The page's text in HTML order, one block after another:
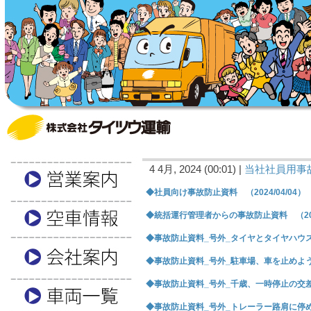
4 4月, 2024 (00:01) | 当社社員用事
◆社員向け事故防止資料 （2024/04/04）
◆統括運行管理者からの事故防止資料 （
◆事故防止資料_号外_タイヤとタイヤハ
◆事故防止資料_号外_駐車場、車を止め
◆事故防止資料_号外_千歳、一時停止の
◆事故防止資料_号外_トレーラー路肩に